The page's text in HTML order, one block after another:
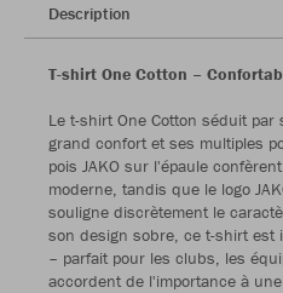
Description
T-shirt One Cotton –
Le t-shirt One Cotton séduit
grand confort et ses multiples
pois JAKO sur l'épaule
moderne, tandis que le logo
souligne discrètement le
son design sobre, ce t-shirt est
– parfait pour les clubs, les
accordent de l'importance à